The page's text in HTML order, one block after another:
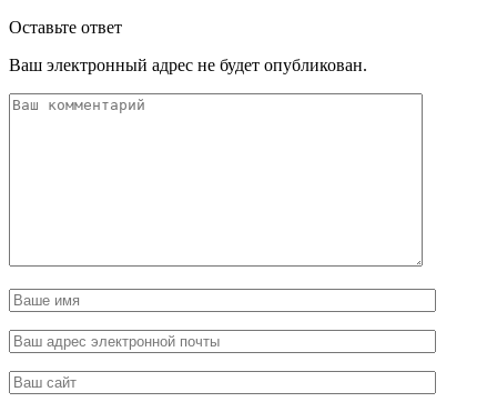
Оставьте ответ
Ваш электронный адрес не будет опубликован.